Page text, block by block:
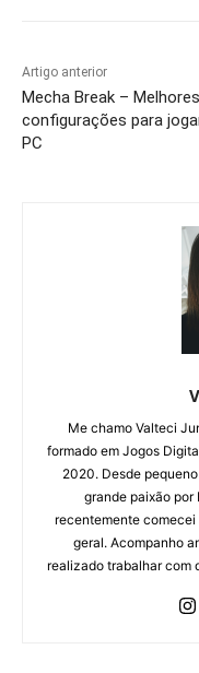
Artigo anterior
Mecha Break – Melhores
configurações para
PC
Me chamo Valteci
formado em Jogos
2020. Desde
grande paixão
recentemente comecei
geral. Acompanho
realizado trabalhar com